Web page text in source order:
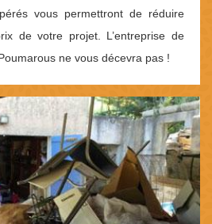
vous permettront de réduire
de votre projet. L’entreprise de
ne vous décevra pas !